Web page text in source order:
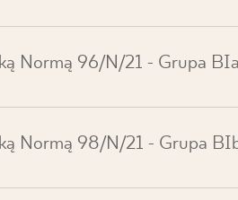
Normą 96/N/21 - Grupa BIa
Normą 98/N/21 - Grupa